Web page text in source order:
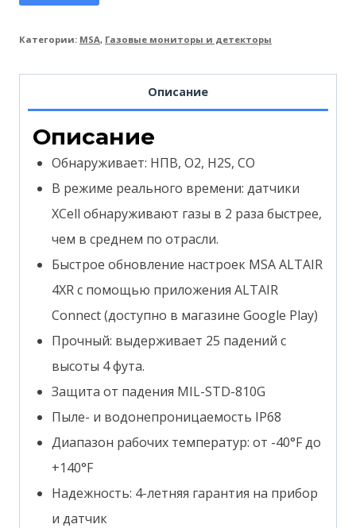
Категории: MSA, Газовые мониторы и детекторы
Описание
Описание
Обнаруживает: НПВ, O2, H2S, CO
В режиме реального времени: датчики
XCell обнаруживают газы в 2 раза быстрее,
чем в среднем по отрасли.
Быстрое обновление настроек MSA ALTAIR
4XR с помощью приложения ALTAIR
Connect (доступно в магазине Google Play)
Прочный: выдерживает 25 падений с
высоты 4 фута.
Защита от падения MIL-STD-810G
Пыле- и водонепроницаемость IP68
Диапазон рабочих температур: от -40°F до
+140°F
Надежность: 4-летняя гарантия на прибор
и датчик